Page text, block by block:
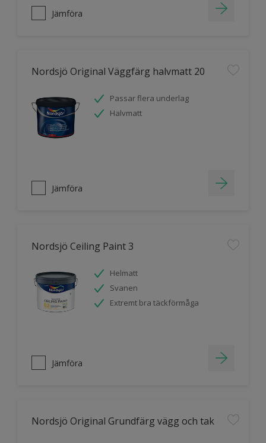
Jämföra
Nordsjö Original Väggfärg halvmatt 20
Passar flera underlag
Halvmatt
Jämföra
Nordsjö Ceiling Paint 3
Helmatt
Svanen
Extremt bra täckförmåga
Jämföra
Nordsjö Original Grundfärg vägg och tak